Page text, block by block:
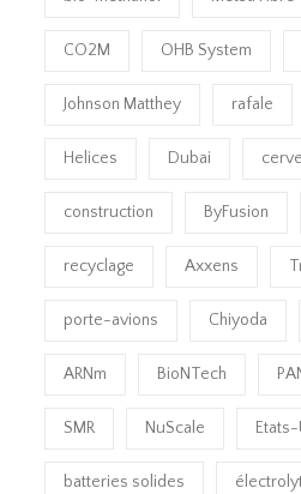
CO2M OHB System
Johnson Matthey rafale
Helices Dubai
construction ByFusion
recyclage Axxens
porte-avions Chiyoda
ARNm BioNTech
SMR NuScale
batteries solides